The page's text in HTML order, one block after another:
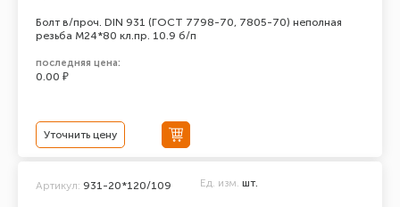
Болт в/проч. DIN 931 (ГОСТ 7798-70, 7805-70) неполная
резьба М24*80 кл.пр. 10.9 б/п
последняя цена:
0.00 ₽
Уточнить цену
Артикул: 931-20*120/109 Ед. изм. шт.